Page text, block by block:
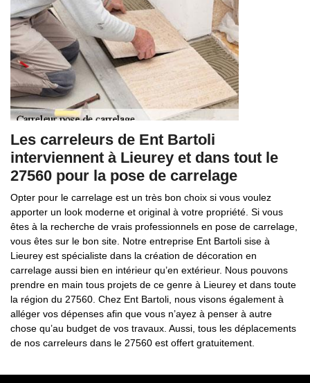
Les carreleurs de Ent Bartoli
interviennent à Lieurey et dans tout le
27560 pour la pose de carrelage
Opter pour le carrelage est un très bon choix si vous voulez
apporter un look moderne et original à votre propriété. Si vous
êtes à la recherche de vrais professionnels en pose de carrelage,
vous êtes sur le bon site. Notre entreprise Ent Bartoli sise à
Lieurey est spécialiste dans la création de décoration en
carrelage aussi bien en intérieur qu’en extérieur. Nous pouvons
prendre en main tous projets de ce genre à Lieurey et dans toute
la région du 27560. Chez Ent Bartoli, nous visons également à
alléger vos dépenses afin que vous n’ayez à penser à autre
chose qu’au budget de vos travaux. Aussi, tous les déplacements
de nos carreleurs dans le 27560 est offert gratuitement.